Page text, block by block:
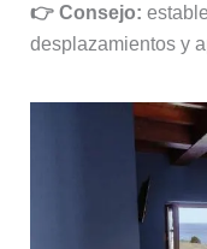
👉 Consejo:
desplazamientos y